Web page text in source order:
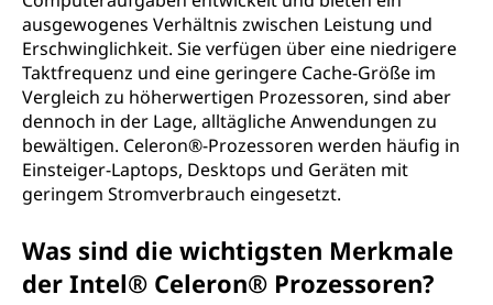
ausgewogenes Verhältnis zwischen Leistung und
Erschwinglichkeit. Sie verfügen über eine niedrigere
Taktfrequenz und eine geringere Cache-Größe im
Vergleich zu höherwertigen Prozessoren, sind aber
dennoch in der Lage, alltägliche Anwendungen zu
bewältigen. Celeron®-Prozessoren werden häufig in
Einsteiger-Laptops, Desktops und Geräten mit
geringem Stromverbrauch eingesetzt.
Was sind die wichtigsten Merkmale
der Intel® Celeron® Prozessoren?